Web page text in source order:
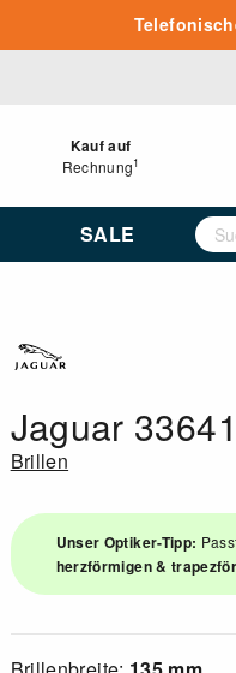
Kauf auf
Rechnung1
SALE
Jaguar
Brillen
Unser Optiker-Tipp:
herzförmigen &